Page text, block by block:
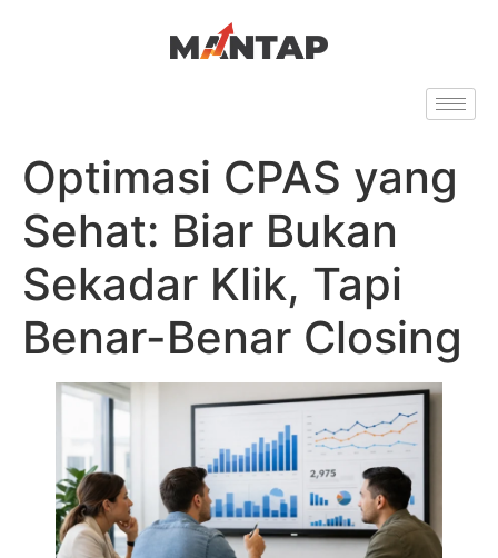
Optimasi CPAS yang
Sehat: Biar Bukan
Sekadar Klik, Tapi
Benar-Benar Closing